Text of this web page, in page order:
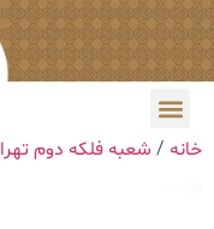
خانه / شعبه فلکه دوم